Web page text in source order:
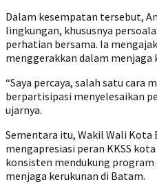
Dalam kesempatan tersebut,
lingkungan, khususnya
perhatian bersama. Ia
menggerakkan dalam menjaga
“Saya percaya, salah satu cara
berpartisipasi menyelesaikan
ujarnya.
Sementara itu, Wakil Wali Kota
mengapresiasi peran KKSS
konsisten mendukung
menjaga kerukunan di Batam.